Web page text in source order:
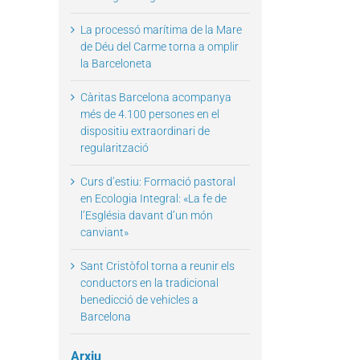
La processó marítima de la Mare
de Déu del Carme torna a omplir
la Barceloneta
Càritas Barcelona acompanya
més de 4.100 persones en el
dispositiu extraordinari de
regularització
Curs d’estiu: Formació pastoral
en Ecologia Integral: «La fe de
l’Església davant d’un món
canviant»
Sant Cristòfol torna a reunir els
conductors en la tradicional
benedicció de vehicles a
Barcelona
Arxiu